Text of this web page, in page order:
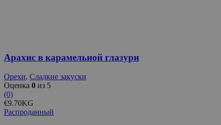
Арахис в карамельной глазури
Орехи, Сладкие закуски
Оценка 0 из 5
(0)
€9.70KG
Распроданный